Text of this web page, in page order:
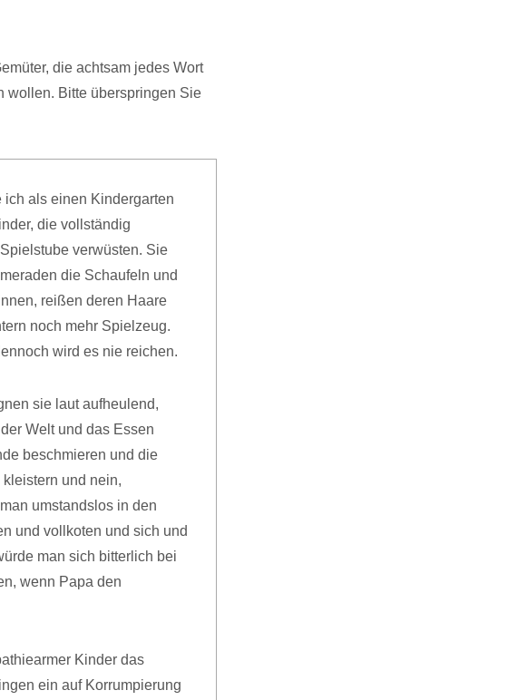
die achtsam jedes Wort
wollen. Bitte überspringen Sie
ich als einen Kindergarten
die vollständig
verwüsten. Sie
die Schaufeln und
reißen deren Haare
noch mehr Spielzeug.
wird es nie reichen.
sie laut aufheulend,
Welt und das Essen
beschmieren und die
und nein,
umstandslos in den
und vollkoten und sich und
man sich bitterlich bei
wenn Papa den
Kinder das
ein auf Korrumpierung